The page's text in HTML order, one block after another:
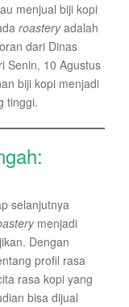
menjual biji kopi
roasteryadalah
dari Dinas
Senin, 10 Agustus
biji kopi menjadi
tinggi.
selanjutnya
menjadi
Dengan
profil rasa
rasa kopi yang
bisa dijual